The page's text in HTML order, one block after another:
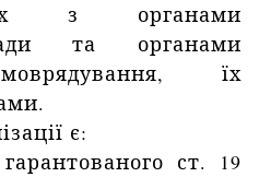
з органами
та органами
їх
є:
ст. 19